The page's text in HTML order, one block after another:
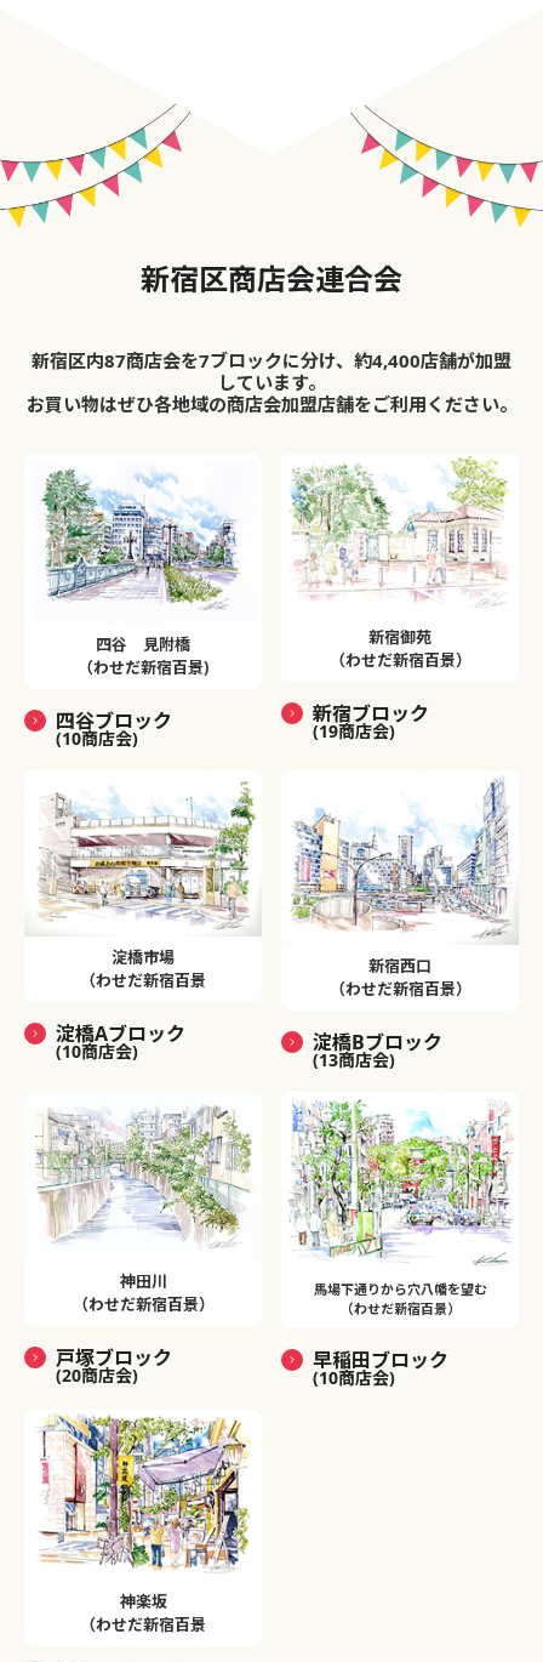
新宿区商店会連合会
新宿区内87商店会を7ブロックに分け、約4,400店舗が加盟
しています。
お買い物はぜひ各地域の商店会加盟店舗をご利用ください。
四谷 見附橋
（わせだ新宿百景)
四谷ブロック
(10商店会)
新宿御苑
（わせだ新宿百景）
新宿ブロック
(19商店会)
淀橋市場
（わせだ新宿百景
淀橋Aブロック
(10商店会)
新宿西口
（わせだ新宿百景）
淀橋Bブロック
(13商店会)
神田川
（わせだ新宿百景）
戸塚ブロック
(20商店会)
馬場下通りから穴八幡を望む
（わせだ新宿百景）
早稲田ブロック
(10商店会)
神楽坂
（わせだ新宿百景